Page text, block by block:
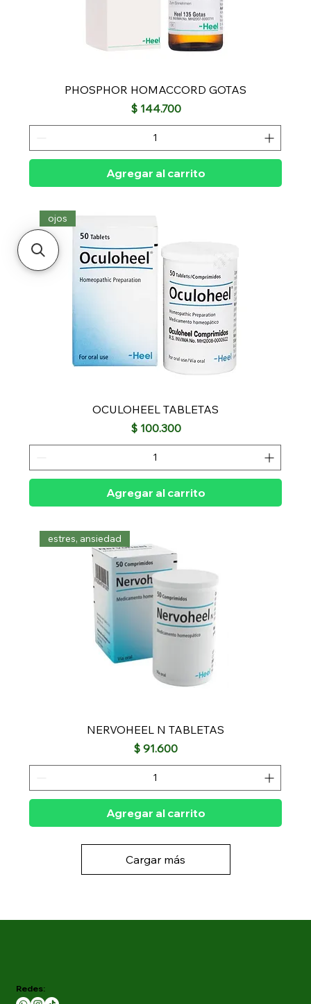
PHOSPHOR HOMACCORD GOTAS
Precio
$ 144.700
Agregar al carrito
ojos
OCULOHEEL TABLETAS
Precio
$ 100.300
Agregar al carrito
estres, ansiedad
NERVOHEEL N TABLETAS
Precio
$ 91.600
Agregar al carrito
Cargar más
Redes: